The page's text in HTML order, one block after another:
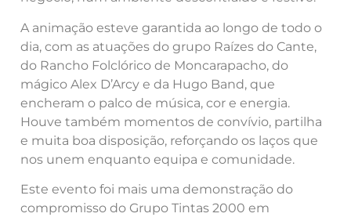
A animação esteve garantida ao longo de todo o
dia, com as atuações do grupo Raízes do Cante,
do Rancho Folclórico de Moncarapacho, do
mágico Alex D’Arcy e da Hugo Band, que
encheram o palco de música, cor e energia.
Houve também momentos de convívio, partilha
e muita boa disposição, reforçando os laços que
nos unem enquanto equipa e comunidade.
Este evento foi mais uma demonstração do
compromisso do Grupo Tintas 2000 em